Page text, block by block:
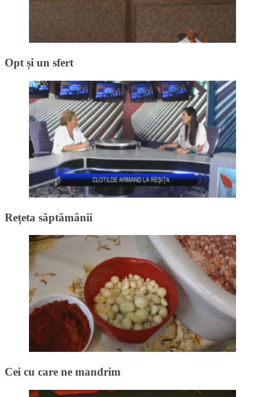
Opt și un sfert
Rețeta săptămânii
Cei cu care ne mandrim